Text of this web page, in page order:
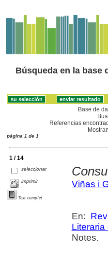
Búsqueda en la base
Base de
Referencias
página 1 de 1
1 / 14
seleccionar
imprimir
Text complet
Viñas i
En:
Literaria
Notes.